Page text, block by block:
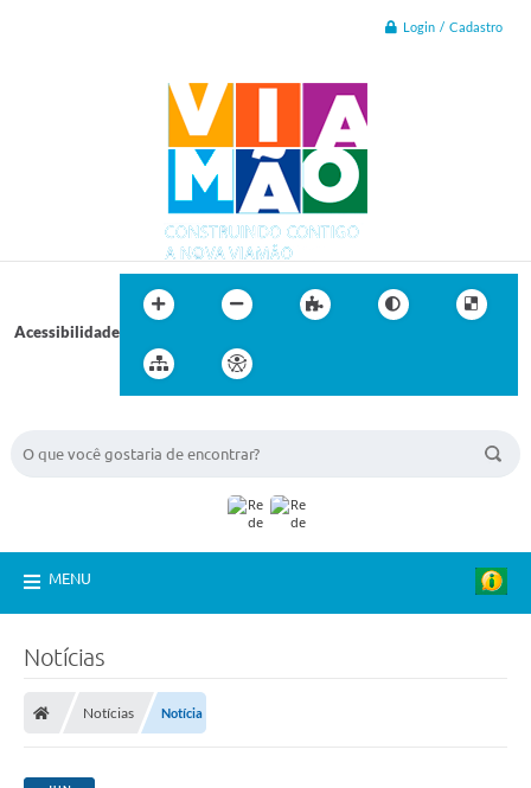
Login / Cadastro
Acessibilidade
MENU
Notícias
Notícias Notícia